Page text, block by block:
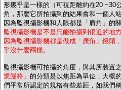
行車紀錄器.車用插座配件
電腦工業機殼
客訂商品
形幾乎是一樣的（可視距離約在20 ~30
角，那麼它所拍攝到的結果會和一個人
因為監視攝影機和人眼都是「廣角」的
監視攝影機是不是只能拍攝到佷近的地
因為監視攝影機都是做成「廣角」鏡頭
乎沒什麼兩樣 。
監視攝影機可拍攝的角度，與其所裝置
業嚴格」 的分類是以焦距為單位，大概
們平常所認定的規格有些差距，如我們